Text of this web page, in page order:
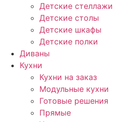
Детские стеллажи
Детские столы
Детские шкафы
Детские полки
Диваны
Кухни
Кухни на заказ
Модульные кухни
Готовые решения
Прямые